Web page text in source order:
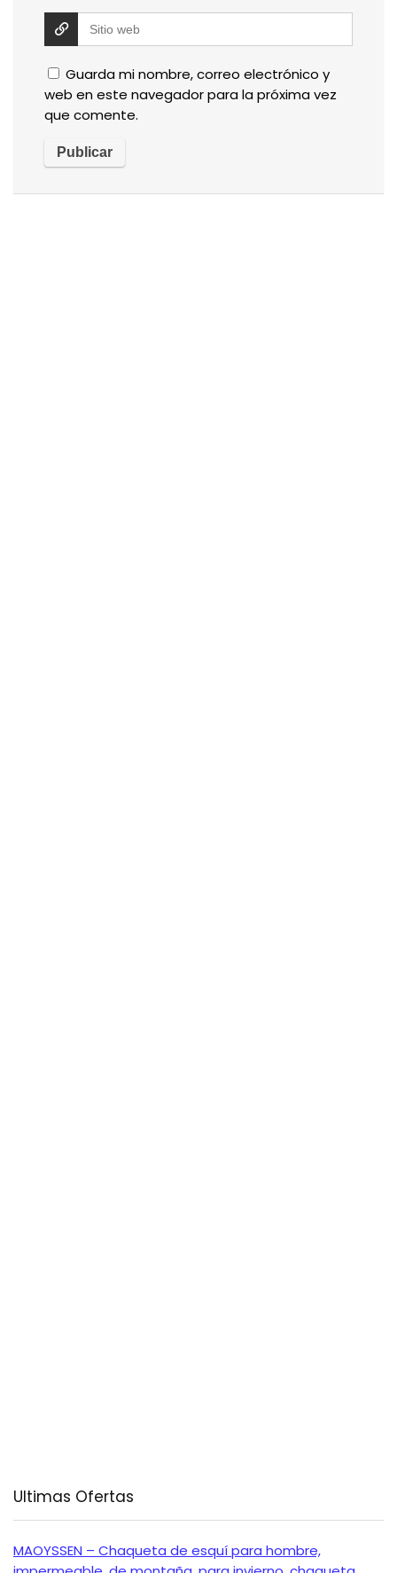
Guarda mi nombre, correo electrónico y
web en este navegador para la próxima vez
que comente.
Ultimas Ofertas
MAOYSSEN – Chaqueta de esquí para hombre,